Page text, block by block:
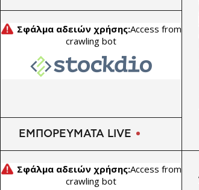
της Αττικής θα γίνουν
διακοπές σήμερα Παρασκευή
7/8
ΕΜΠΟΡΕΥΜΑΤΑ LIVE